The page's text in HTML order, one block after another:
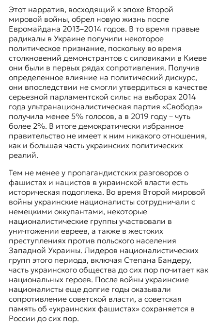
Этот нарратив, восходящий к эпохе Второй
мировой войны, обрел новую жизнь после
Евромайдана 2013–2014 годов. В то время правые
радикалы в Украине получили некоторое
политическое признание, поскольку во время
столкновений демонстрантов с силовиками в Киеве
они были в первых рядах сопротивления. Получив
определенное влияние на политический дискурс,
они впоследствии не смогли утвердиться в качестве
серьезной парламентской силы: на выборах 2014
года ультранационалистическая партия «Свобода»
получила менее 5% голосов, а в 2019 году – чуть
более 2%. В итоге демократически избранное
правительство не имеет к ним никакого отношения,
как и большая часть украинских политических
реалий.
Тем не менее у пропагандистских разговоров о
фашистах и нацистов в украинской власти есть
историческая подоплека. Во время Второй мировой
войны украинские националисты сотрудничали с
немецкими оккупантами, некоторые
националистические группы участвовали в
уничтожении евреев, а также в жестоких
преступлениях против польского населения
Западной Украины. Лидеров националистических
групп этого периода, включая Степана Бандеру,
часть украинского общества до сих пор почитает как
национальных героев. После войны украинские
националисты еще долгие годы оказывали
сопротивление советской власти, а советская
память об «украинских фашистах» сохраняется в
России до сих пор.